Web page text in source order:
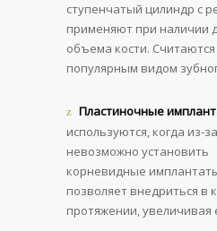
ступенчатый цилиндр с
применяют при наличии
объема кости.
популярным видом
Пластиночные
используются, когда из-
невозможно установить
корневидные
позволяет внедриться в
протяжении, увеличивая